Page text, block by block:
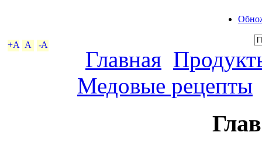
+A A -A
Главная
Медовые рецепты